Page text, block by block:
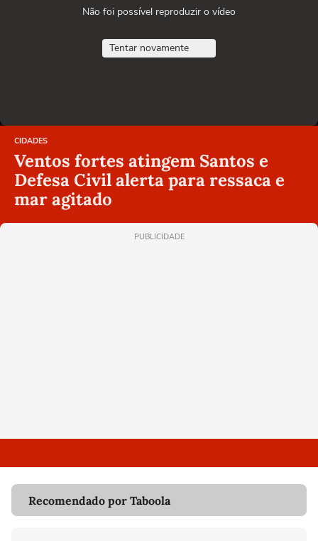
Não foi possível reproduzir o vídeo
Tentar novamente
CIDADES
Ventos fortes atingem Santos e
Defesa Civil alerta para ressaca e
mar agitado
PUBLICIDADE
Recomendado por Taboola